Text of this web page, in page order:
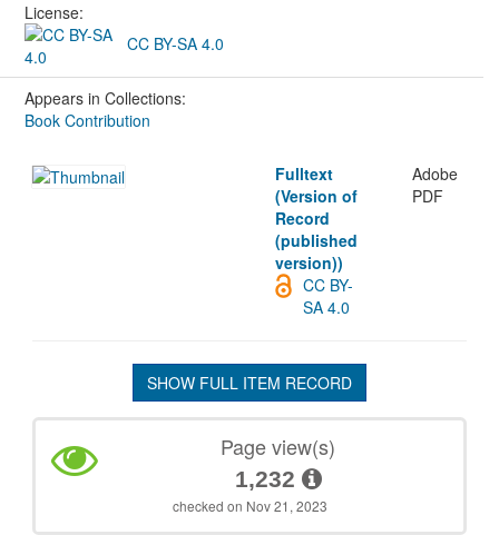
License:
CC BY-SA 4.0
Appears in Collections:
Book Contribution
Fulltext
(Version of
Record
(published
version))
Adobe
PDF
CC BY-
SA 4.0
SHOW FULL ITEM RECORD
Page view(s)
1,232
checked on Nov 21, 2023